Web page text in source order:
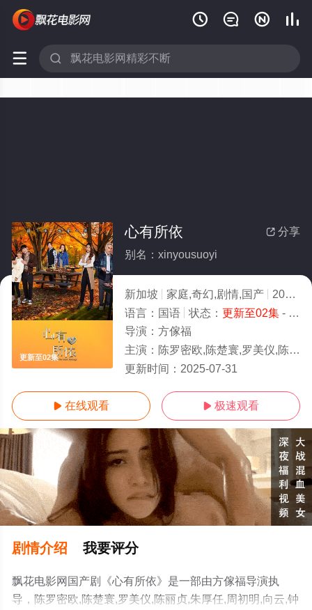
   
 
更新至02集
 分享
心有所依
别名：xinyousuoyi
新加坡 家庭,奇幻,剧情,国产 2025
语言： 国语 状态： 更新至02集- 免费在线观看
导演： 方傢福
主演： 陈罗密欧,陈楚寰,罗美仪,陈丽贞,朱厚任,周初明,向云,钟琴,陈伟恩,刘谦益,姚玟隆,洪乙心,朱泽亮,张颖双,林咏谊,张水发
更新时间： 2025-07-31
 在线观看  极速观看
剧情介绍 我要评分
飘花电影网国产剧《心有所依》是一部由方傢福导演执
导，陈罗密欧,陈楚寰,罗美仪,陈丽贞,朱厚任,周初明,向云,钟